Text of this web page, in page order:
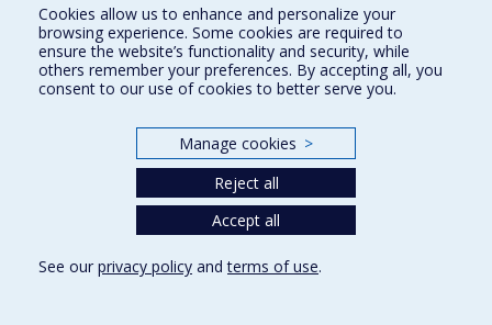
Find us
Site map
Accessibility
Cookies allow us to enhance and personalize your
browsing experience. Some cookies are required to
ensure the website’s functionality and security, while
others remember your preferences. By accepting all, you
consent to our use of cookies to better serve you.
Manage cookies >
Reject all
Accept all
See our privacy policy andterms of use.